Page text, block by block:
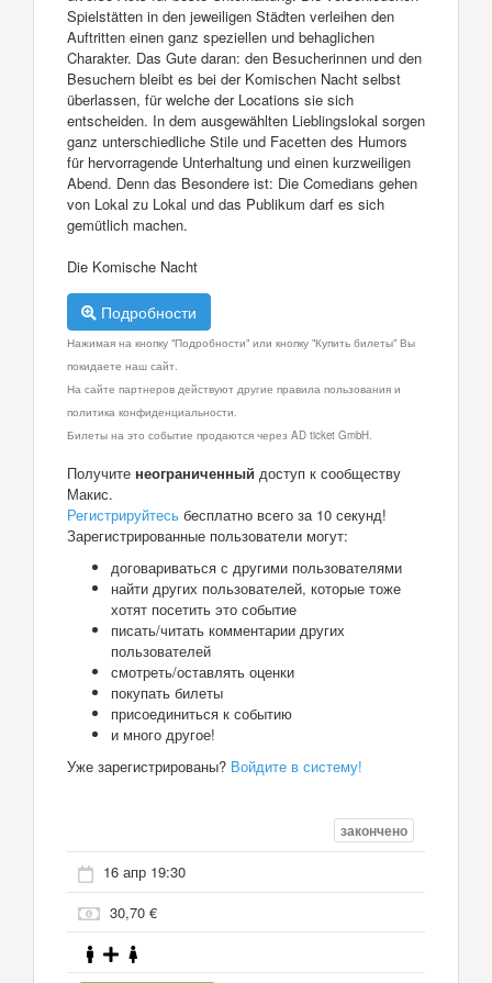
Spielstätten in den jeweiligen Städten verleihen den
Auftritten einen ganz speziellen und behaglichen
Charakter. Das Gute daran: den Besucherinnen und den
Besuchern bleibt es bei der Komischen Nacht selbst
überlassen, für welche der Locations sie sich
entscheiden. In dem ausgewählten Lieblingslokal sorgen
ganz unterschiedliche Stile und Facetten des Humors
für hervorragende Unterhaltung und einen kurzweiligen
Abend. Denn das Besondere ist: Die Comedians gehen
von Lokal zu Lokal und das Publikum darf es sich
gemütlich machen.
Die Komische Nacht
Подробности
Нажимая на кнопку "Подробности" или кнопку "Купить билеты" Вы
покидаете наш сайт.
На сайте партнеров действуют другие правила пользования и
политика конфиденциальности.
Билеты на это событие продаются через AD ticket GmbH.
Получите неограниченный доступ к сообществу
Макис.
Регистрируйтесь бесплатно всего за 10 секунд!
Зарегистрированные пользователи могут:
договариваться с другими пользователями
найти других пользователей, которые тоже
хотят посетить это событие
писать/читать комментарии других
пользователей
смотреть/оставлять оценки
покупать билеты
присоединиться к событию
и много другое!
Уже зарегистрированы? Войдите в систему!
закончено
16 апр 19:30
30,70 €